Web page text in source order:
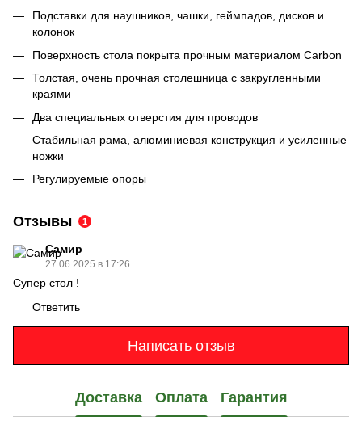
Подставки для наушников, чашки, геймпадов, дисков и
колонок
Поверхность стола покрыта прочным материалом Carbon
Толстая, очень прочная столешница с закругленными
краями
Два специальных отверстия для проводов
Стабильная рама, алюминиевая конструкция и усиленные
ножки
Регулируемые опоры
Отзывы 1
Самир
27.06.2025 в 17:26
Супер стол !
Ответить
Написать отзыв
Доставка Оплата Гарантия